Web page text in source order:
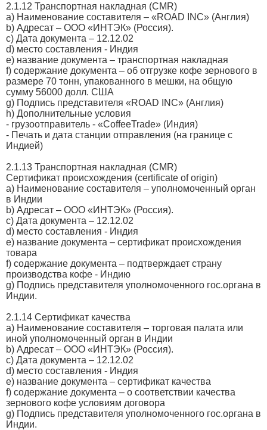
2.1.12 Транспортная накладная (CMR)
a) Наименование составителя – «ROAD INC» (Англия)
b) Адресат – ООО «ИНТЭК» (Россия).
с) Дата документа – 12.12.02
d) место составления - Индия
e) название документа – транспортная накладная
f) содержание документа – об отгрузке кофе зернового в
размере 70 тонн, упакованного в мешки, на общую
сумму 56000 долл. США
g) Подпись представителя «ROAD INC» (Англия)
h) Дополнительные условия
- грузоотправитель - «CoffeeTrade» (Индия)
- Печать и дата станции отправления (на границе с
Индией)
2.1.13 Транспортная накладная (CMR)
Сертификат происхождения (certificate of origin)
a) Наименование составителя – уполномоченный орган
в Индии
b) Адресат – ООО «ИНТЭК» (Россия).
с) Дата документа – 12.12.02
d) место составления - Индия
e) название документа – сертификат происхождения
товара
f) содержание документа – подтверждает страну
производства кофе - Индию
g) Подпись представителя уполномоченного гос.органа в
Индии.
2.1.14 Сертификат качества
a) Наименование составителя – торговая палата или
иной уполномоченный орган в Индии
b) Адресат – ООО «ИНТЭК» (Россия).
с) Дата документа – 12.12.02
d) место составления - Индия
e) название документа – сертификат качества
f) содержание документа – о соответствии качества
зернового кофе условиям договора
g) Подпись представителя уполномоченного гос.органа в
Индии.